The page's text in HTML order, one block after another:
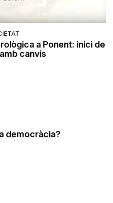
a Ponent: inici de
canvis
democràcia?